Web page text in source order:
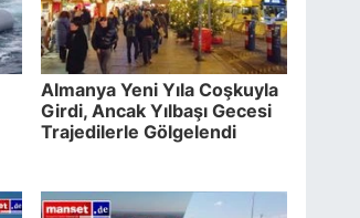
Almanya Yeni Yıla Coşkuyla
Girdi, Ancak Yılbaşı Gecesi
Trajedilerle Gölgelendi